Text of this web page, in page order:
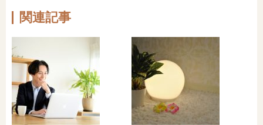
関連記事